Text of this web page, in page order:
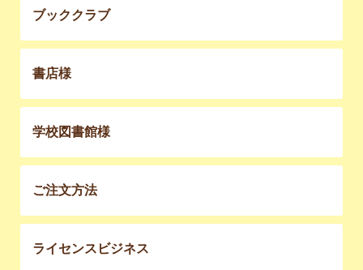
ブッククラブ
書店様
学校図書館様
ご注文方法
ライセンスビジネス